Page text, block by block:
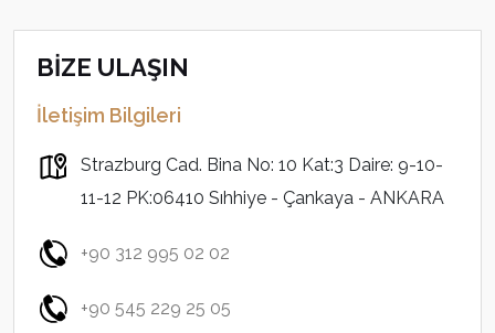
BİZE ULAŞIN
İletişim Bilgileri
Strazburg Cad. Bina No: 10 Kat:3 Daire: 9-10-
11-12 PK:06410 Sıhhiye - Çankaya - ANKARA
+90 312 995 02 02
+90 545 229 25 05